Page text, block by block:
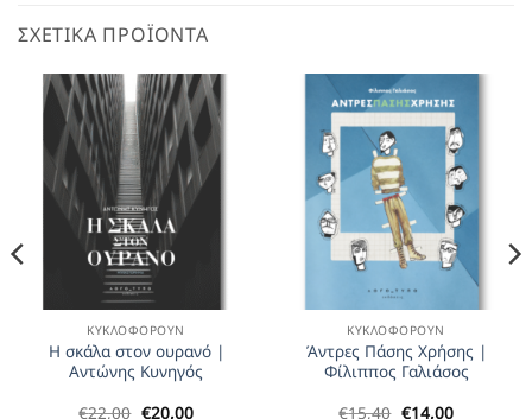
ΣΧΕΤΙΚΆ ΠΡΟΪΌΝΤΑ
ΚΥΚΛΟΦΟΡΟΎΝ
Η σκάλα στον ουρανό |
Αντώνης Κυνηγός
€22,00 Original
€20,00Η
ΚΥΚΛΟΦΟΡΟΎΝ
Άντρες Πάσης Χρήσης |
Φίλιππος Γαλιάσος
€15,40 Original
€14,00Η